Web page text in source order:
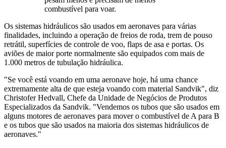
combustível para voar.
Os sistemas hidráulicos são usados em aeronaves para várias
finalidades, incluindo a operação de freios de roda, trem de pouso
retrátil, superfícies de controle de voo, flaps de asa e portas. Os
aviões de maior porte normalmente são equipados com mais de
1.000 metros de tubulação hidráulica.
"Se você está voando em uma aeronave hoje, há uma chance
extremamente alta de que esteja voando com material Sandvik", diz
Christofer Hedvall, Chefe da Unidade de Negócios de Produtos
Especializados da Sandvik. "Vendemos os tubos que são usados em
alguns motores de aeronaves para mover o combustível de A para B
e os tubos que são usados na maioria dos sistemas hidráulicos de
aeronaves."